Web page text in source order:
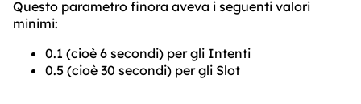
Questo parametro finora aveva i seguenti valori
minimi:
0.1 (cioè 6 secondi) per gli Intenti
0.5 (cioè 30 secondi) per gli Slot